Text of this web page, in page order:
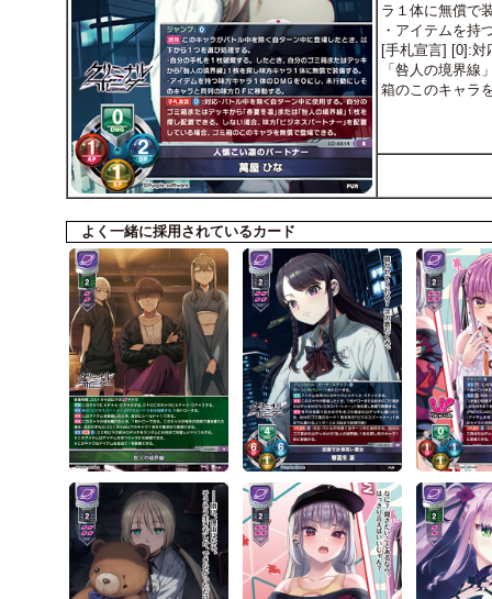
ラ１体に無償で
・アイテムを持
[手札宣言] [0]:対
「咎人の境界
箱のこのキャラ
よく一緒に採用されているカード